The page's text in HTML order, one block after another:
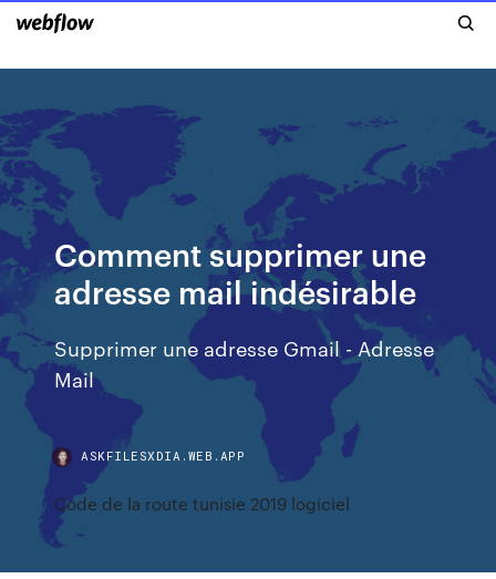
Comment supprimer une
adresse mail indésirable
Supprimer une adresse Gmail - Adresse
Mail
ASKFILESXDIA.WEB.APP
Code de la route tunisie 2019 logiciel